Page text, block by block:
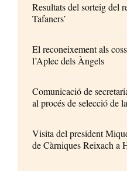
Resultats del sorteig del
Tafaners’
El reconeixement als
l’Aplec dels Àngels
Comunicació de
al procés de selecció de
Visita del president
de Càrniques Reixach a